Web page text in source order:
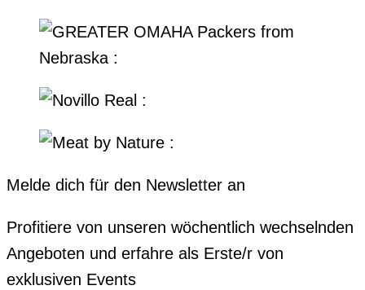
Melde dich für den Newsletter an
Profitiere von unseren wöchentlich wechselnden
Angeboten und erfahre als Erste/r von
exklusiven Events